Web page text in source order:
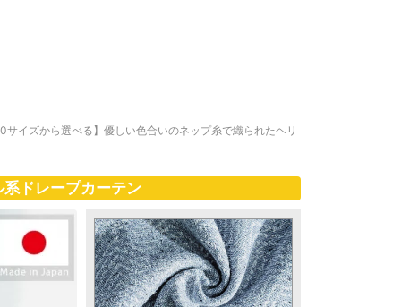
サイズから選べる】優しい色合いのネップ糸で織られたヘリ
ドレープカーテン